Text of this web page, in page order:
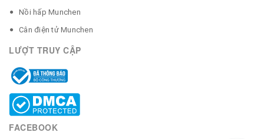
Nồi hấp Munchen
Cân điện tử Munchen
LƯỢT TRUY CẬP
FACEBOOK